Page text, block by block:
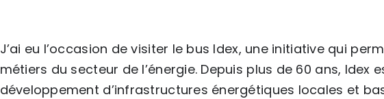
J’ai eu l’occasion de visiter le bus Idex, une initiative qui
métiers du secteur de l’énergie. Depuis plus de 60 ans, Idex
développement d’infrastructures énergétiques locales et